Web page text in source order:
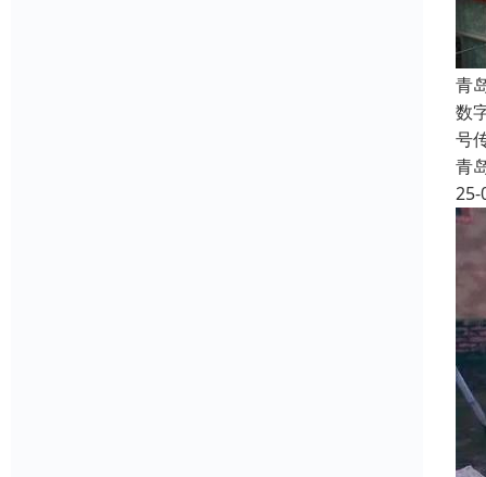
青
数
号
青
25-